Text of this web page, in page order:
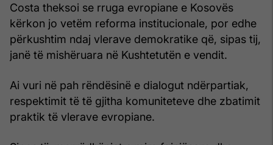
Costa theksoi se rruga evropiane e Kosovës
kërkon jo vetëm reforma institucionale, por edhe
përkushtim ndaj vlerave demokratike që, sipas tij,
janë të mishëruara në Kushtetutën e vendit.
Ai vuri në pah rëndësinë e dialogut ndërpartiak,
respektimit të të gjitha komuniteteve dhe zbatimit
praktik të vlerave evropiane.